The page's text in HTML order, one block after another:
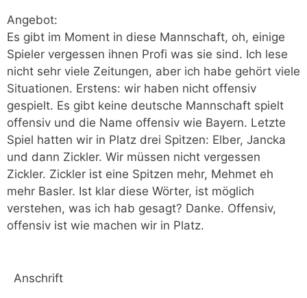
Angebot:
Es gibt im Moment in diese Mannschaft, oh, einige
Spieler vergessen ihnen Profi was sie sind. Ich lese
nicht sehr viele Zeitungen, aber ich habe gehört viele
Situationen. Erstens: wir haben nicht offensiv
gespielt. Es gibt keine deutsche Mannschaft spielt
offensiv und die Name offensiv wie Bayern. Letzte
Spiel hatten wir in Platz drei Spitzen: Elber, Jancka
und dann Zickler. Wir müssen nicht vergessen
Zickler. Zickler ist eine Spitzen mehr, Mehmet eh
mehr Basler. Ist klar diese Wörter, ist möglich
verstehen, was ich hab gesagt? Danke. Offensiv,
offensiv ist wie machen wir in Platz.
Anschrift